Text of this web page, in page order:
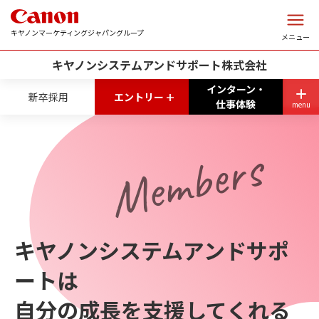
キヤノンマーケティングジャパングループ メニュー
menu
キヤノンシステムアンドサポート株式会社
新卒採用 エントリー +
インターン・
仕事体験
Members
キヤノンシステムアンドサポ
ートは
自分の成長を支援してくれる